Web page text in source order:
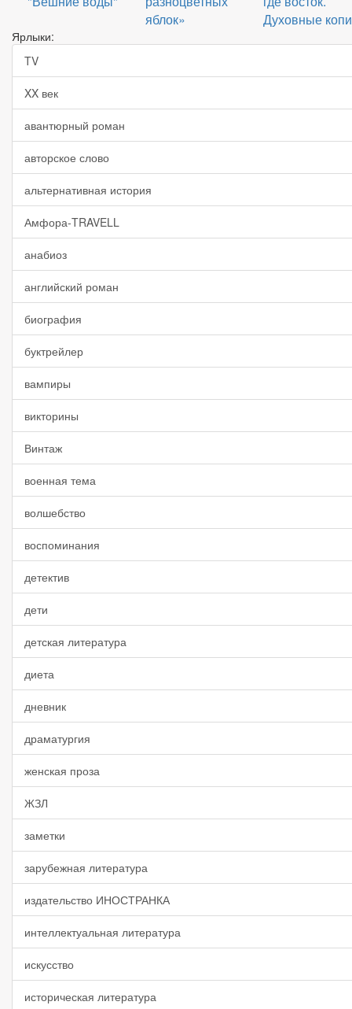
яблок»
Духовные
Ярлыки:
TV
XX век
авантюрный роман
авторское слово
альтернативная история
Амфора-TRAVELL
анабиоз
английский роман
биография
буктрейлер
вампиры
викторины
Винтаж
военная тема
волшебство
воспоминания
детектив
дети
детская литература
диета
дневник
драматургия
женская проза
ЖЗЛ
заметки
зарубежная литература
издательство ИНОСТРАНКА
интеллектуальная литература
искусство
историческая литература